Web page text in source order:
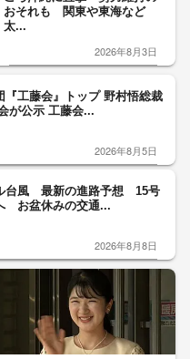
おそれも 関東や東海など
太...
2026年8月3日
『工藤会』トップ 野村悟総裁
が公示 工藤会...
2026年8月5日
台風 最新の進路予想 15号
お盆休みの交通...
2026年8月8日